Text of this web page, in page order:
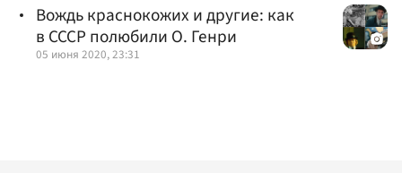
Вождь краснокожих и другие: как
в СССР полюбили О. Генри
05 июня 2020, 23:31